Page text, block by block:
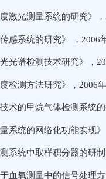
激光测量系统的研究》，
感系统的研究》 ，2006
光谱检测技术研究》，
检测方法研究》，2006年
术的甲烷气体检测系统的
系统的网络化功能实现》
系统中取样积分器的研制
血氧测量中的信号处理